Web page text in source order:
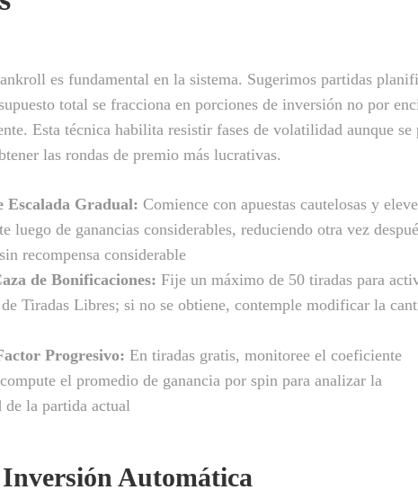
es fundamental en la sistema. Sugerimos partidas
total se fracciona en porciones de inversión no por
Esta técnica habilita resistir fases de volatilidad aunque se
las rondas de premio más lucrativas.
Escalada Gradual: Comience con apuestas cautelosas y eleve
luego de ganancias considerables, reduciendo otra vez
recompensa considerable
de Bonificaciones: Fije un máximo de 50 tiradas para
Tiradas Libres; si no se obtiene, contemple modificar la
Progresivo: En tiradas gratis, monitoree el coeficiente
el promedio de ganancia por spin para analizar la
la partida actual
Automática